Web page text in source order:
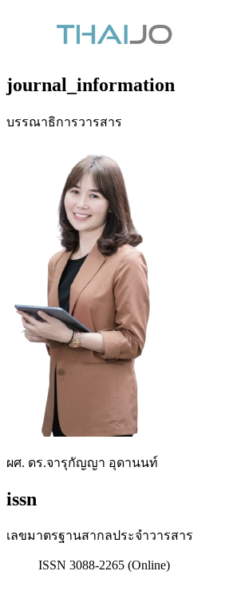
journal_information
บรรณาธิการวารสาร
ผศ. ดร.จารุกัญญา อุดานนท์
issn
เลขมาตรฐานสากลประจำวารสาร
ISSN 3088-2265 (Online)